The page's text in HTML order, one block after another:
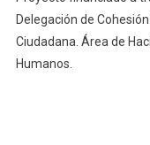
Delegación de
Ciudadana. Área de
Humanos.